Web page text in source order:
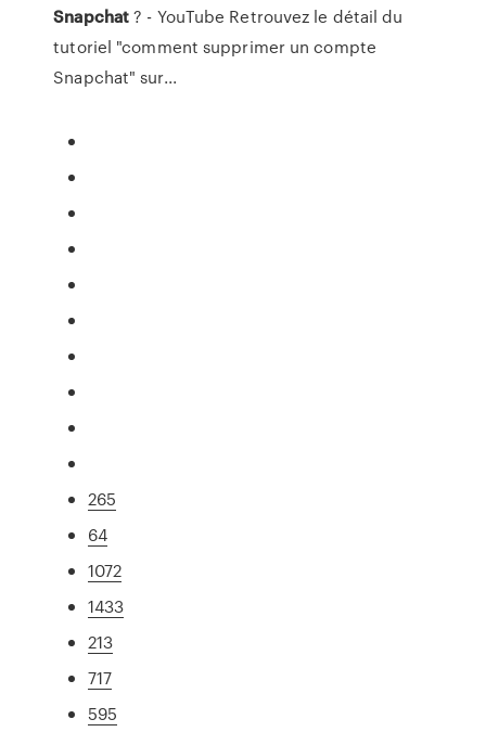
Snapchat? - YouTube Retrouvez le détail du
tutoriel "comment supprimer un compte
Snapchat" sur...
265
64
1072
1433
213
717
595